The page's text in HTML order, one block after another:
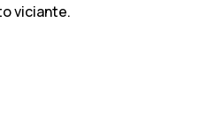
viciante.